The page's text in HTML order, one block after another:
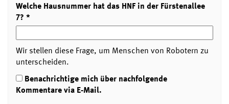
Welche Hausnummer hat das HNF in der Fürstenallee
7? *
Wir stellen diese Frage, um Menschen von Robotern zu
unterscheiden.
Benachrichtige mich über nachfolgende
Kommentare via E-Mail.